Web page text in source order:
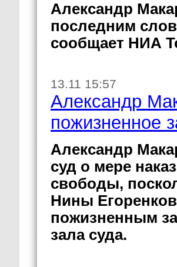
Александр
последним
сообщает НИА
13.11 15:57
Александр
пожизненное
Александр
суд о мере
свободы,
Нины
пожизненным
зала суда.